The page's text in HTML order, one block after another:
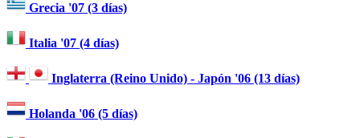
Grecia '07 (3 días)
Italia '07 (4 días)
Inglaterra (Reino Unido) - Japón '06 (13 días)
Holanda '06 (5 días)